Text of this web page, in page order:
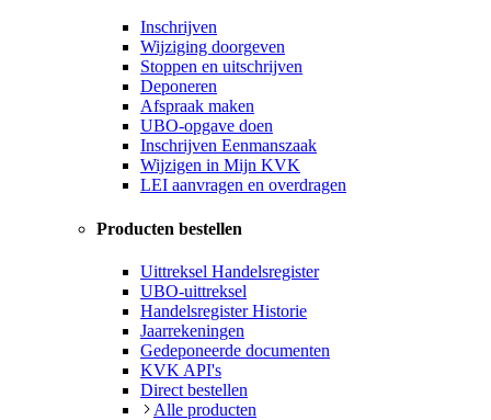
Inschrijven
Wijziging doorgeven
Stoppen en uitschrijven
Deponeren
Afspraak maken
UBO-opgave doen
Inschrijven Eenmanszaak
Wijzigen in Mijn KVK
LEI aanvragen en overdragen
Producten bestellen
Uittreksel Handelsregister
UBO-uittreksel
Handelsregister Historie
Jaarrekeningen
Gedeponeerde documenten
KVK API's
Direct bestellen
Alle producten